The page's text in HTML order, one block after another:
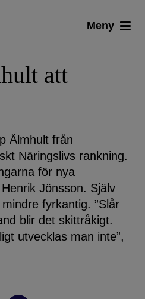
Meny
att
Älmhult från
Näringslivs rankning.
för nya
Jönsson. Själv
fyrkantig. ”Slår
blir det skittråkigt.
utvecklas man inte”,